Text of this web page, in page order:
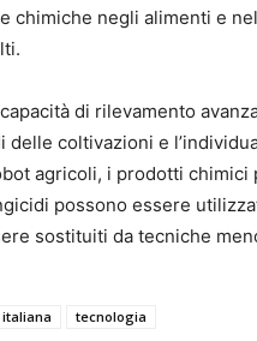
chimiche negli alimenti e
di rilevamento
delle coltivazioni e
agricoli, i prodotti chimici
possono essere
sostituiti da tecniche
tecnologia